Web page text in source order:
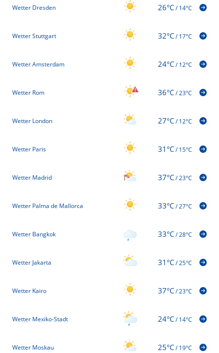
Wetter Dresden 26°C/14°C
Wetter Stuttgart 32°C/17°C
Wetter Amsterdam 24°C/12°C
Wetter Rom 36°C/23°C
Wetter London 27°C/12°C
Wetter Paris 31°C/15°C
Wetter Madrid 37°C/23°C
Wetter Palma de Mallorca 33°C/27°C
Wetter Bangkok 33°C/28°C
Wetter Jakarta 31°C/25°C
Wetter Kairo 37°C/23°C
Wetter Mexiko-Stadt 24°C/14°C
Wetter Moskau 25°C/19°C